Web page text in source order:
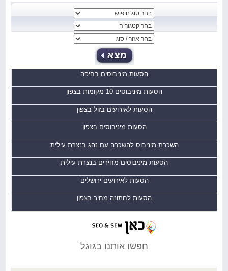
הסעות מיניבוסים בחיפה
הסעות מיניבוסים 10 מקומות בצפון
הסעות לאירועים בזול בצפון
הסעות מיניבוסים בצפון
השכרת מיניבוס להשכרה עם נהג בנצרת עילית
הסעות מיניבוסים מחירים בנצרת עילית
הסעות לאירועים ירושלים
הסעות לחתונה מחיר בצפון
חפשו אותנו בגוגל